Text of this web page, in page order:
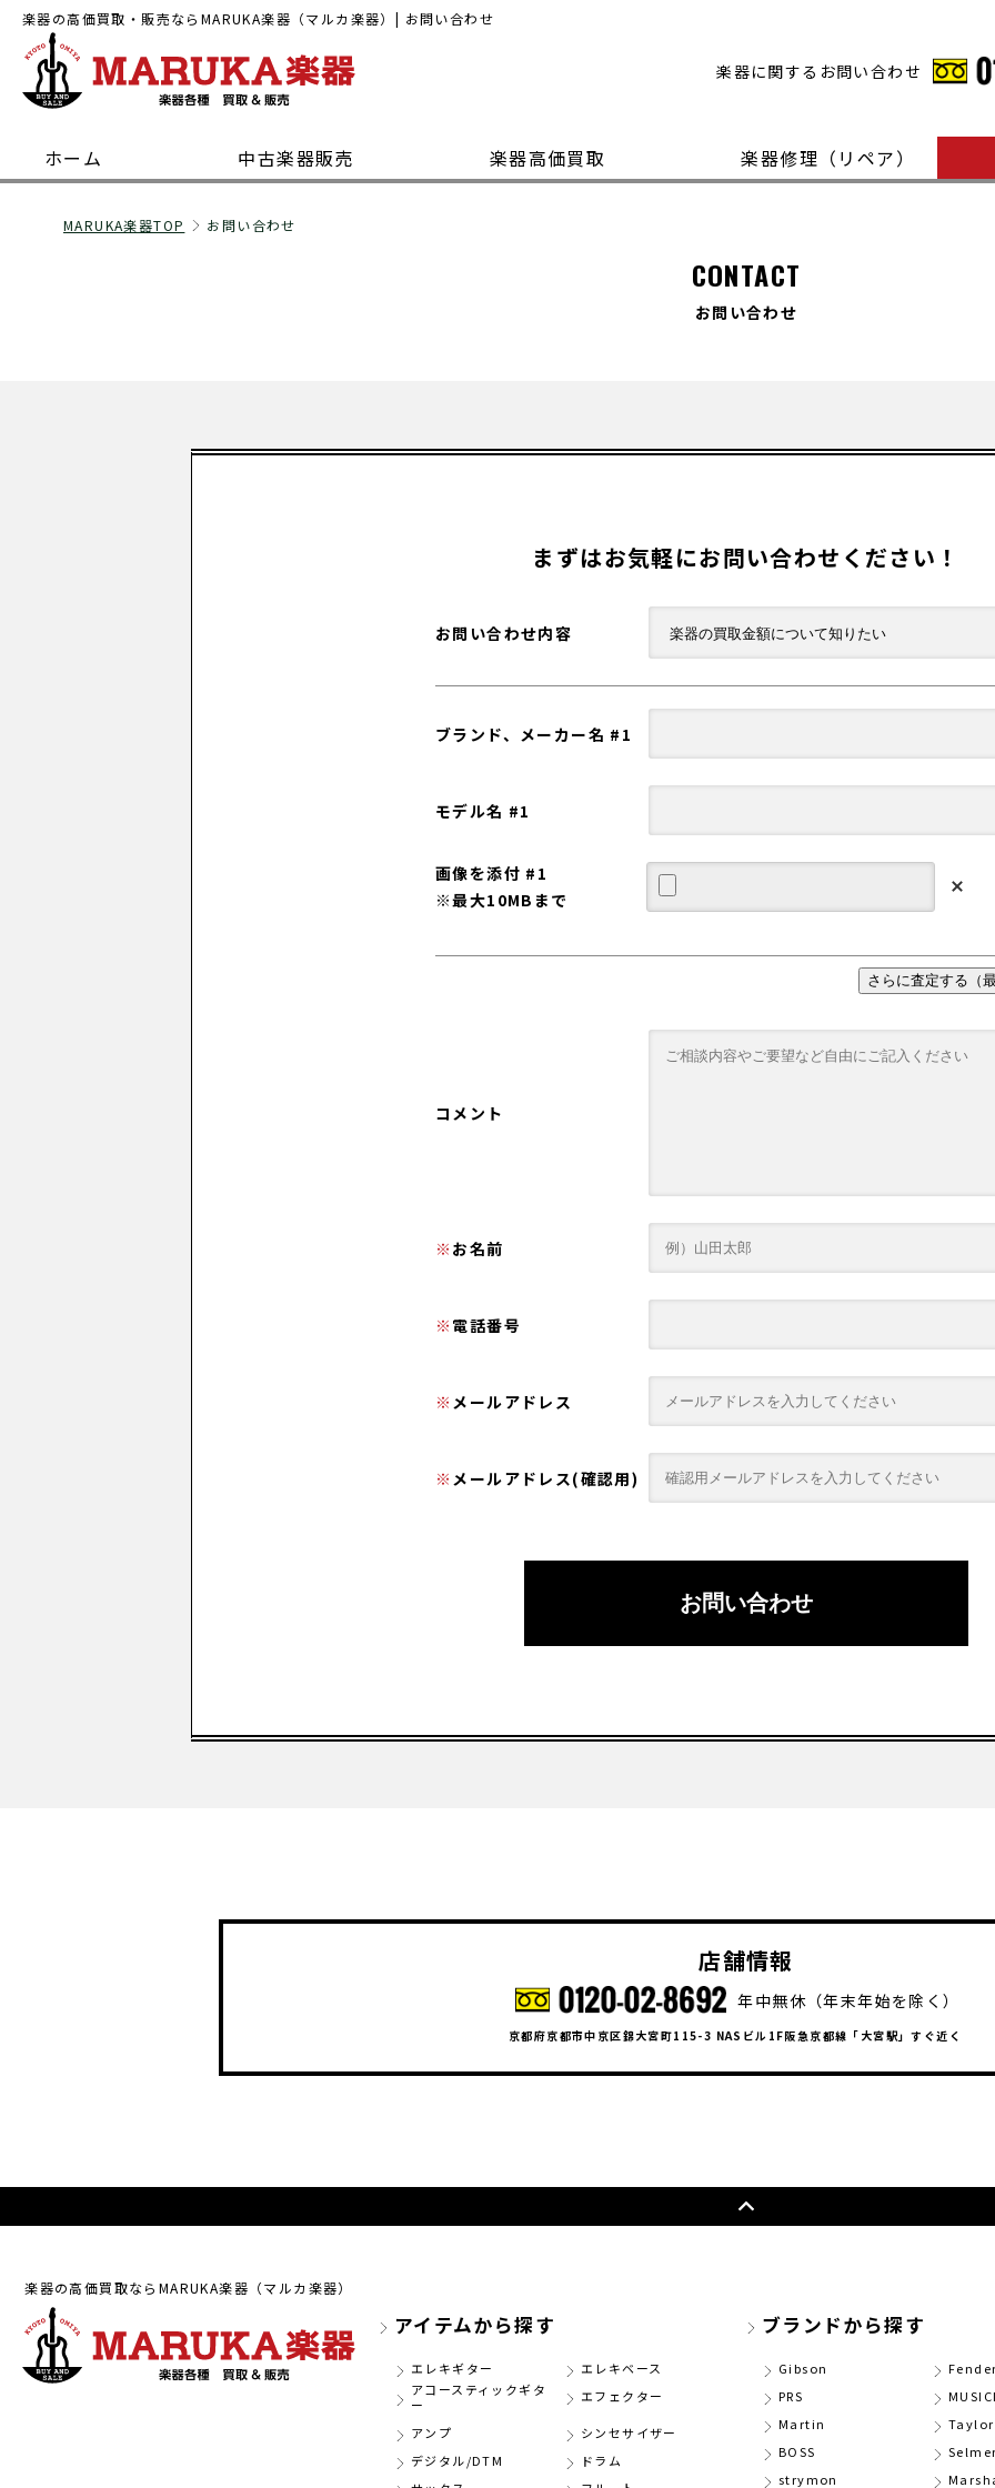
楽器の高価買取・販売ならMARUKA楽器（マルカ楽器）| お問い合わせ
楽器に関するお問い合わせ
ホーム 中古楽器販売 楽器高価買取 楽器修理（リペア）
MARUKA楽器TOP お問い合わせ
CONTACT
お問い合わせ
まずはお気軽にお問い合わせください！
お問い合わせ内容
ブランド、メーカー名 #1
モデル名 #1
画像を添付 #1
※最大10MBまで
さらに査定する（
コメント
お名前
電話番号
メールアドレス
メールアドレス(確認用)
お問い合わせ
店舗情報
年中無休（年末年始を除く）
京都府京都市中京区錦大宮町115-3 NASビル1F阪急京都線「大宮駅」すぐ近く
楽器の高価買取ならMARUKA楽器（マルカ楽器）
アイテムから探す
エレキギター
エレキベース
アコースティックギタ
ー
エフェクター
アンプ
シンセサイザー
デジタル/DTM
ドラム
ブランドから探す
Gibson
PRS
Martin
Taylor
BOSS
strymon